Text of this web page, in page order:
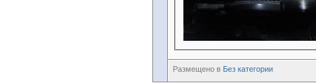
Размещено в Без категории